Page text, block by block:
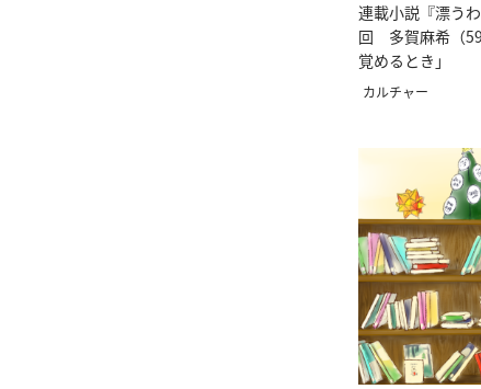
連載小説『漂う
回 多賀麻希（
覚めるとき」
カルチャー